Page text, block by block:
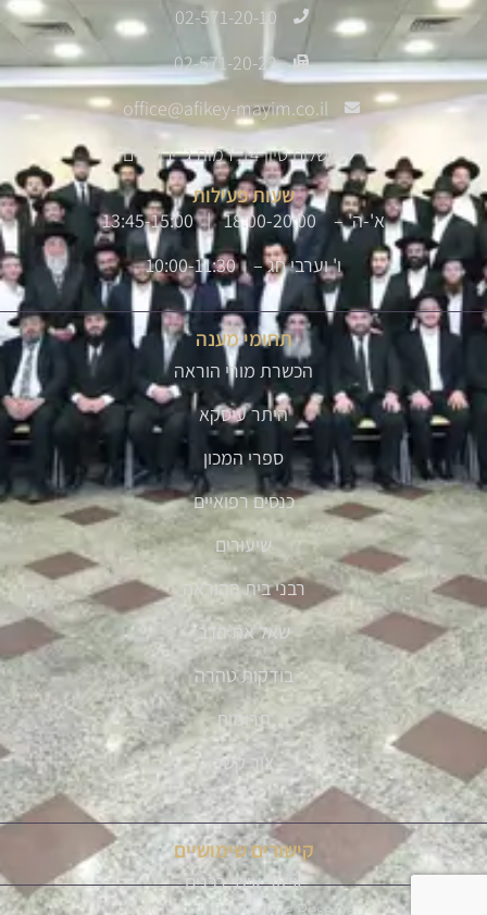
02-571-20-10
02-571-20-22
office@afikey-mayim.co.il
שלום סיון 14, רמות ג' ירושלים
שעות פעילות
א'-ה' – 18:00-20:00 | 13:45-15:00
ו' וערבי חג – 10:00-11:30
תחומי מענה
הכשרת מורי הוראה
היתר עיסקא
ספרי המכון
כנסים רפואיים
שיעורים
רבני בית ההוראה
שאל את הרב
בודקות טהרה
תרומות
צור קשר
קישורים שימושיים
איזור אישי רבנים
Ⓒ 2019 - All Rights Are Reserved